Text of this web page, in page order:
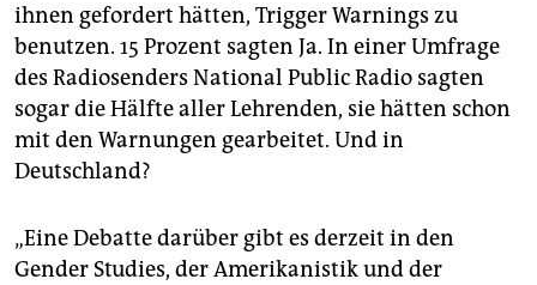
ihnen gefordert hätten, Trigger Warnings zu
benutzen. 15 Prozent sagten Ja. In einer Umfrage
des Radiosenders National Public Radio sagten
sogar die Hälfte aller Lehrenden, sie hätten schon
mit den Warnungen gearbeitet. Und in
Deutschland?
„Eine Debatte darüber gibt es derzeit in den
Gender Studies, der Amerikanistik und der